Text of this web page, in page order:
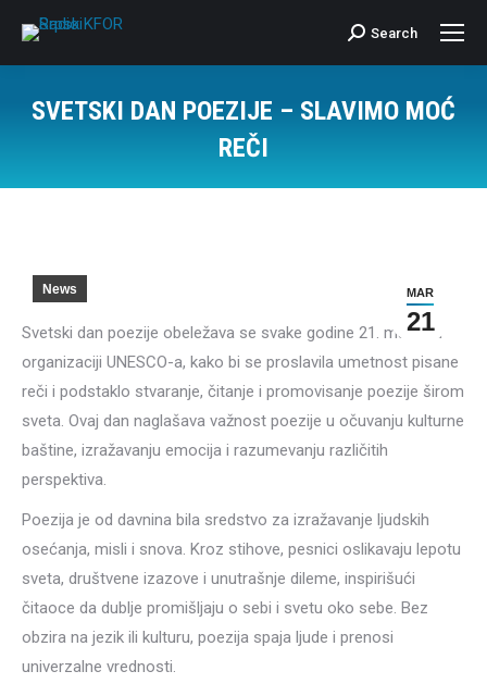
Search:
Search
SVETSKI DAN POEZIJE – SLAVIMO MOĆ
REČI
MAR
21
News
Svetski dan poezije obeležava se svake godine 21. marta, u
organizaciji UNESCO-a, kako bi se proslavila umetnost pisane
reči i podstaklo stvaranje, čitanje i promovisanje poezije širom
sveta. Ovaj dan naglašava važnost poezije u očuvanju kulturne
baštine, izražavanju emocija i razumevanju različitih
perspektiva.
Poezija je od davnina bila sredstvo za izražavanje ljudskih
osećanja, misli i snova. Kroz stihove, pesnici oslikavaju lepotu
sveta, društvene izazove i unutrašnje dileme, inspirišući
čitaoce da dublje promišljaju o sebi i svetu oko sebe. Bez
obzira na jezik ili kulturu, poezija spaja ljude i prenosi
univerzalne vrednosti.